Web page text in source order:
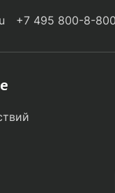
+7 495 800-8-800